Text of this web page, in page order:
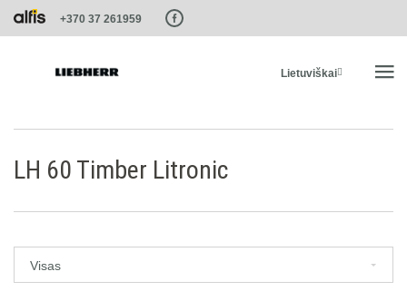
Paste this code as high in the of the page as possible:
+370 37 261959
Lietuviškai
PASLAUGOS IR SPRENDIMAI
LH 60 Timber Litronic
Visas